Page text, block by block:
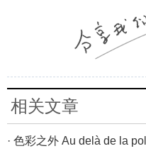
相关文章